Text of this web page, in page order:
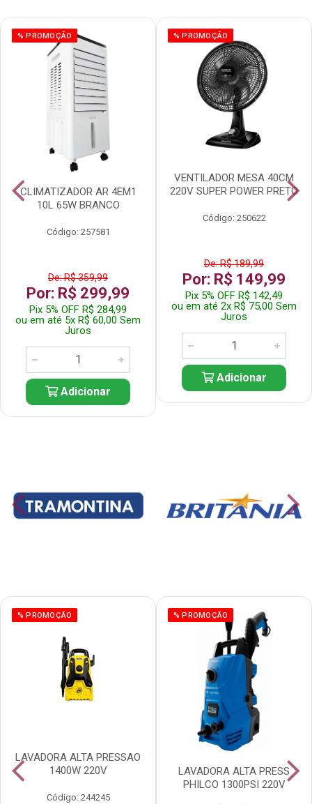
% PROMOÇÃO
CLIMATIZADOR AR 4EM1
10L 65W BRANCO
Código: 257581
De: R$ 359,99
Por: R$ 299,99
Pix 5% OFF R$ 284,99
ou em até 5x R$ 60,00 Sem
Juros
Adicionar
% PROMOÇÃO
VENTILADOR MESA 40CM
220V SUPER POWER PRETO
Código: 250622
De: R$ 189,99
Por: R$ 149,99
Pix 5% OFF R$ 142,49
ou em até 2x R$ 75,00 Sem
Juros
Adicionar
% PROMOÇÃO
LAVADORA ALTA PRESSAO
1400W 220V
Código: 244245
% PROMOÇÃO
LAVADORA ALTA PRESS
PHILCO 1300PSI 220V